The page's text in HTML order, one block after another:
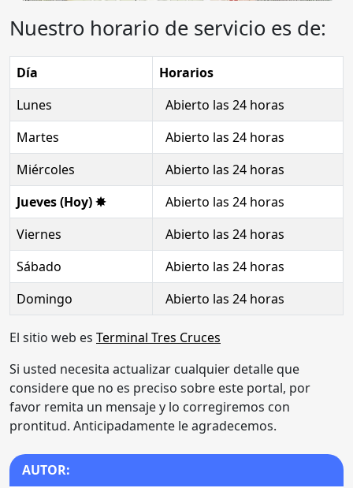
Nuestro horario de servicio es de:
Día
Horarios
Lunes
Abierto las 24 horas
Martes
Abierto las 24 horas
Miércoles
Abierto las 24 horas
Jueves (Hoy) ✸
Abierto las 24 horas
Viernes
Abierto las 24 horas
Sábado
Abierto las 24 horas
Domingo
Abierto las 24 horas
El sitio web es Terminal Tres Cruces
Si usted necesita actualizar cualquier detalle que
considere que no es preciso sobre este portal, por
favor remita un mensaje y lo corregiremos con
prontitud. Anticipadamente le agradecemos.
AUTOR: